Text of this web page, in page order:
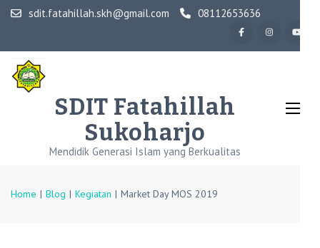
Skip
content
(Press
Enter)
sdit.fatahillah.skh@gmail.com 08112653636
SDIT Fatahillah
Sukoharjo
Mendidik Generasi Islam yang Berkualitas
Home | Blog | Kegiatan | Market Day MOS 2019